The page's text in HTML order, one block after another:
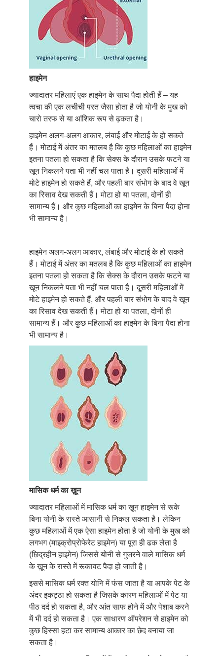
हाइमेन
ज्यादातर महिलाएं एक हाइमेन के साथ पैदा होती हैं – यह
त्वचा की एक लचीची परत जैसा होता है जो योनी के मुख को
चारो तरफ से या आंशिक रूप से ढ़कता है।
हाइमेन अलग-अलग आकार, लंबाई और मोटाई के हो सकते
हैं। मोटाई में अंतर का मतलब है कि कुछ महिलाओं का हाइमेन
इतना पतला हो सकता है कि सेक्स के दौरान उसके फटने या
खून निकलने पता भी नहीं चल पाता है। दूसरी महिलाओं में
मोटे हाइमेन हो सकते हैं, और पहली बार संभोग के बाद वे खून
का रिसाव देख सकती हैं। मोटा हो या पतला, दोनों ही
सामान्य हैं। और कुछ महिलाओं का हाइमेन के बिना पैदा होना
भी सामान्य है।
हाइमेन अलग-अलग आकार, लंबाई और मोटाई के हो सकते
हैं। मोटाई में अंतर का मतलब है कि कुछ महिलाओं का हाइमेन
इतना पतला हो सकता है कि सेक्स के दौरान उसके फटने या
खून निकलने पता भी नहीं चल पाता है। दूसरी महिलाओं में
मोटे हाइमेन हो सकते हैं, और पहली बार संभोग के बाद वे खून
का रिसाव देख सकती हैं। मोटा हो या पतला, दोनों ही
सामान्य हैं। और कुछ महिलाओं का हाइमेन के बिना पैदा होना
भी सामान्य है।
मासिकधर्मकाख़ून
ज्यादातर महिलाओं में मासिक धर्म का ख़ून हाइमेन से रूके
बिना योनी के रास्ते आसानी से निकल सकता है। लेकिन
कुछ महिलाओं में एक ऐसा हाइमेन होता है जो योनी के मुख को
लगभग (माइक्रोप्रोफेरेट हाइमेन) या पूरा ही ढक लेता है
(छिद्रहीन हाइमेन) जिससे योनी से गुजरने वाले मासिक धर्म
के ख़ून के रास्ते में रूकावट पैदा हो जाती है।
इससे मासिक धर्म रक्त योनि में फंस जाता है या आपके पेट के
अंदर इकट्ठा हो सकता है जिसके कारण महिलाओं में पेट या
पीठ दर्द हो सकता है, और आंत साफ होने में और पेशाब करने
में भी दर्द हो सकता है। एक साधारण ऑपरेशन से हाइमेन को
कुछ हिस्सा हटा कर सामान्य आकार का छेद बनाया जा
सकता है।